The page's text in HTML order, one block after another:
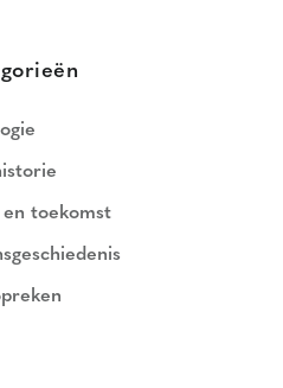
en toekomst